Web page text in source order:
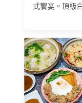
式饗宴。頂級